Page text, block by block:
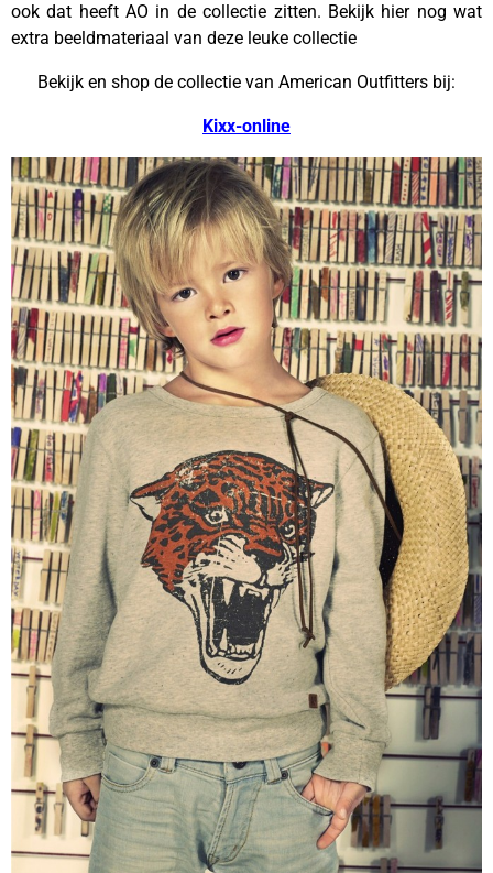
ook dat heeft AO in de collectie zitten. Bekijk hier nog wat
extra beeldmateriaal van deze leuke collectie
Bekijk en shop de collectie van American Outfitters bij:
Kixx-online